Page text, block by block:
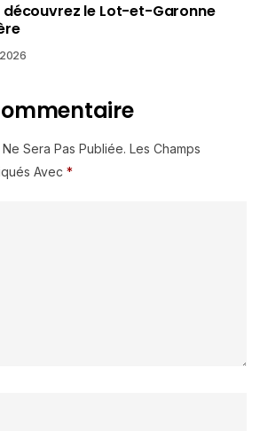
découvrez le Lot-et-Garonne
Sera Pas Publiée. Les Champs
Avec *